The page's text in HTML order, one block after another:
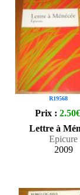
R19568
Prix : 2.50€
Lettre à
Epicure
2009